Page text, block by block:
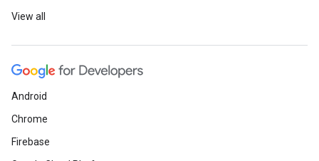
View all
Android
Chrome
Firebase